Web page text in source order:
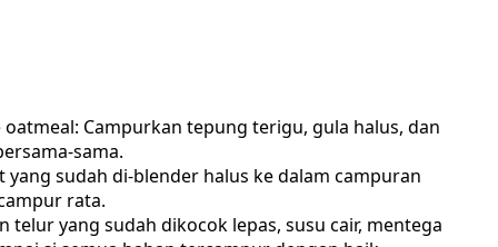
Campurkan tepung terigu, gula halus, dan
sama.
sudah di-blender halus ke dalam campuran
rata.
telur yang sudah dikocok lepas, susu cair, mentega